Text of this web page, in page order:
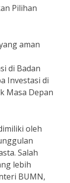
Pilihan
aman
di Badan
Investasi di
Masa Depan
oleh
Salah
lebih
BUMN,